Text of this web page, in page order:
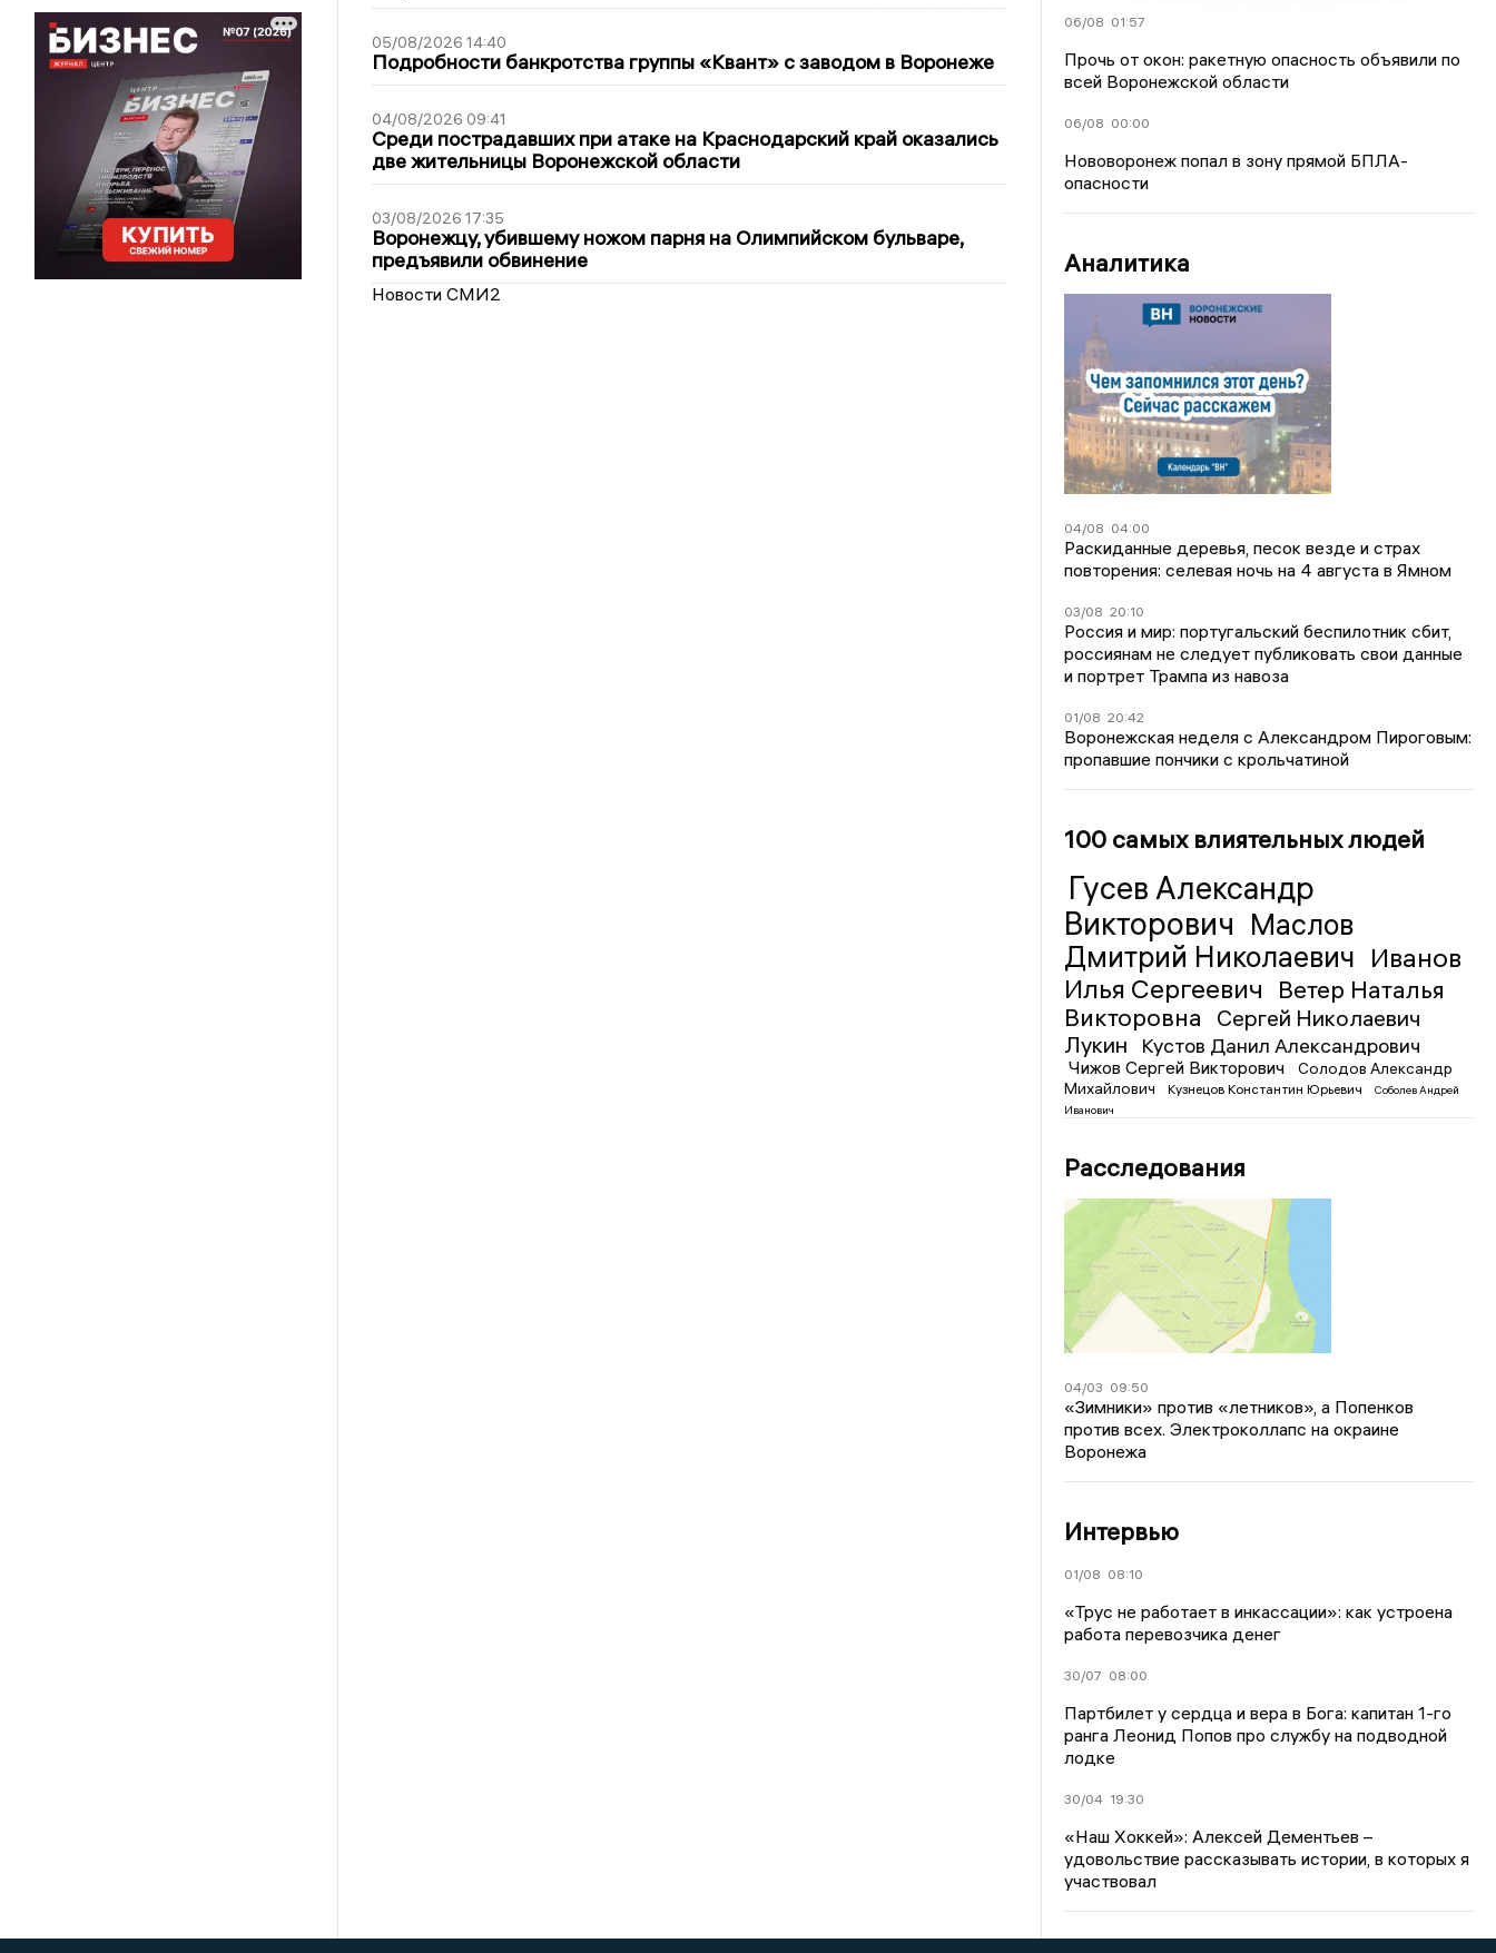
05/08/2026 14:40
Подробности банкротства группы «Квант» с заводом в Воронеже
04/08/2026 09:41
Среди пострадавших при атаке на Краснодарский край оказались
две жительницы Воронежской области
03/08/2026 17:35
Воронежцу, убившему ножом парня на Олимпийском бульваре,
предъявили обвинение
Новости СМИ2
06/08 01:57
Прочь от окон: ракетную опасность объявили по
всей Воронежской области
06/08 00:00
Нововоронеж попал в зону прямой БПЛА-
опасности
Аналитика
04/08 04:00
Раскиданные деревья, песок везде и страх
повторения: селевая ночь на 4 августа в Ямном
03/08 20:10
Россия и мир: португальский беспилотник сбит,
россиянам не следует публиковать свои данные
и портрет Трампа из навоза
01/08 20:42
Воронежская неделя с Александром Пироговым:
пропавшие пончики с крольчатиной
100 самых влиятельных людей
Гусев Александр
Викторович Маслов
Дмитрий Николаевич Иванов
Илья Сергеевич
Ветер Наталья
Викторовна
Сергей Николаевич
Лукин
Кустов Данил Александрович
Чижов Сергей Викторович
Солодов Александр
Михайлович
Кузнецов Константин Юрьевич
Соболев Андрей
Иванович
Расследования
04/03 09:50
«Зимники» против «летников», а Попенков
против всех. Электроколлапс на окраине
Воронежа
Интервью
01/08 08:10
«Трус не работает в инкассации»: как устроена
работа перевозчика денег
30/07 08:00
Партбилет у сердца и вера в Бога: капитан 1-го
ранга Леонид Попов про службу на подводной
лодке
30/04 19:30
«Наш Хоккей»: Алексей Дементьев –
удовольствие рассказывать истории, в которых я
участвовал